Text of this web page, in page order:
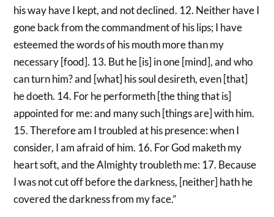
his way have I kept, and not declined. 12. Neither have I
gone back from the commandment of his lips; I have
esteemed the words of his mouth more than my
necessary [food]. 13. But he [is] in one [mind], and who
can turn him? and [what] his soul desireth, even [that]
he doeth. 14. For he performeth [the thing that is]
appointed for me: and many such [things are] with him.
15. Therefore am I troubled at his presence: when I
consider, I am afraid of him. 16. For God maketh my
heart soft, and the Almighty troubleth me: 17. Because
I was not cut off before the darkness, [neither] hath he
covered the darkness from my face.”